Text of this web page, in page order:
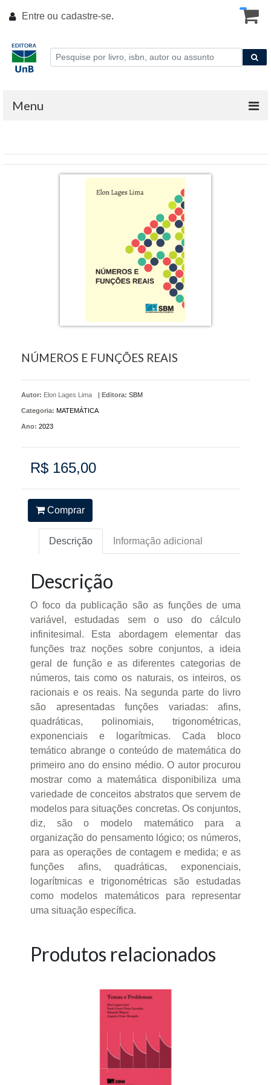
Entre ou cadastre-se.
Menu
NÚMEROS E FUNÇÕES REAIS
Autor: Elon Lages Lima | Editora: SBM
Categoria: MATEMÁTICA
Ano: 2023
R$ 165,00
Comprar
Descrição Informação adicional
Descrição
O foco da publicação são as funções de uma
variável, estudadas sem o uso do cálculo
infinitesimal. Esta abordagem elementar das
funções traz noções sobre conjuntos, a ideia
geral de função e as diferentes categorias de
números, tais como os naturais, os inteiros, os
racionais e os reais. Na segunda parte do livro
são apresentadas funções variadas: afins,
quadráticas, polinomiais, trigonométricas,
exponenciais e logarítmicas. Cada bloco
temático abrange o conteúdo de matemática do
primeiro ano do ensino médio. O autor procurou
mostrar como a matemática disponibiliza uma
variedade de conceitos abstratos que servem de
modelos para situações concretas. Os conjuntos,
diz, são o modelo matemático para a
organização do pensamento lógico; os números,
para as operações de contagem e medida; e as
funções afins, quadráticas, exponenciais,
logarítmicas e trigonométricas são estudadas
como modelos matemáticos para representar
uma situação específica.
Produtos relacionados